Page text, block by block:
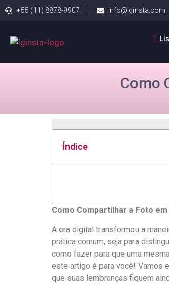
+55 (11) 8878-9907. info@iginsta.com
Como
Índice
Como ⁢Compartilhar a Foto
A era digital transformou a
prática ⁤comum, seja para
como‍ fazer para​ que uma
este ‍artigo é para você! Vamos
que suas​ lembranças fiquem